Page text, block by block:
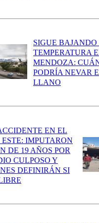
SIGUE BAJANDO
TEMPERATURA
MENDOZA:
PODRÍA NEVAR
LLANO
EN EL
ESTE: IMPUTARON
DE 19 AÑOS POR
CULPOSO Y
DEFINIRÁN SI